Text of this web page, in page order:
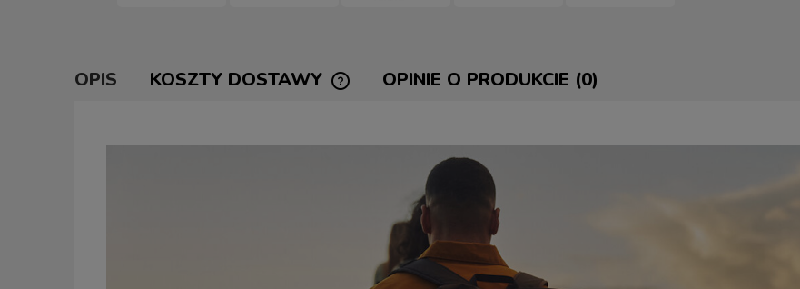
OPIS KOSZTY DOSTAWY
KOSZTÓW PŁATNOŚCI
OPINIE O PRODUKCIE (0)